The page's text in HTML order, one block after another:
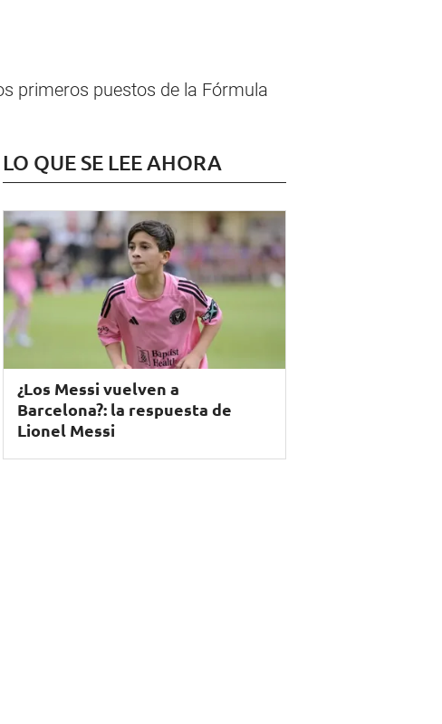
primeros puestos de la Fórmula
LO QUE SE LEE AHORA
¿Los Messi vuelven a
Barcelona?: la respuesta de
Lionel Messi